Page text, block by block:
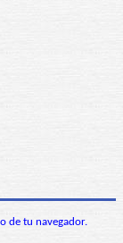
de tu navegador.